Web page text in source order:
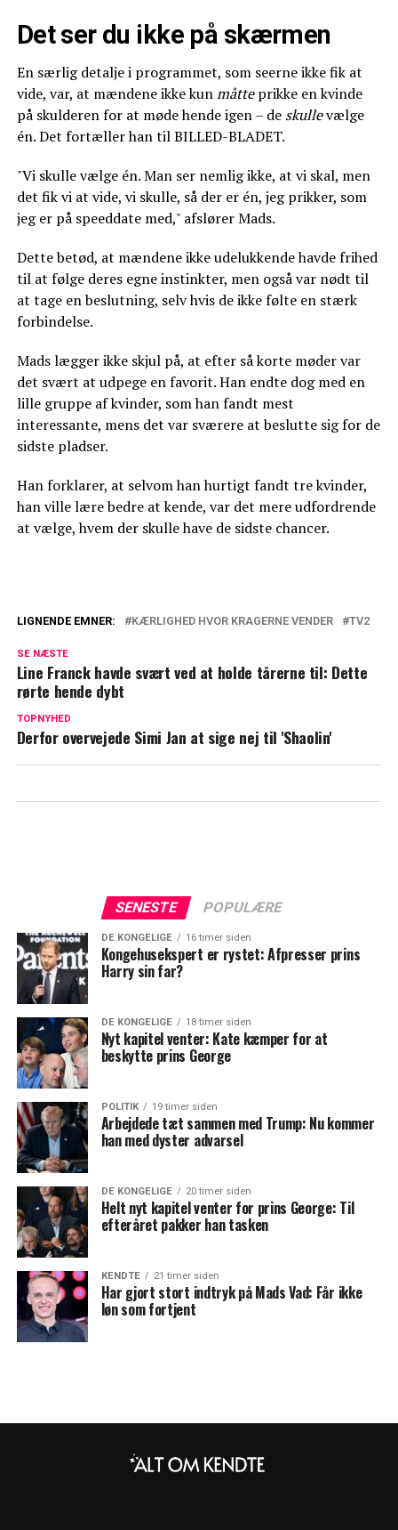
Det ser du ikke på skærmen
En særlig detalje i programmet, som seerne ikke fik at
vide, var, at mændene ikke kunmåtteprikke en kvinde
på skulderen for at møde hende igen – de skullevælge
én. Det fortæller han til BILLED-BLADET.
"Vi skulle vælge én. Man ser nemlig ikke, at vi skal, men
det fik vi at vide, vi skulle, så der er én, jeg prikker, som
jeg er på speeddate med," afslører Mads.
Dette betød, at mændene ikke udelukkende havde frihed
til at følge deres egne instinkter, men også var nødt til
at tage en beslutning, selv hvis de ikke følte en stærk
forbindelse.
Mads lægger ikke skjul på, at efter så korte møder var
det svært at udpege en favorit. Han endte dog med en
lille gruppe af kvinder, som han fandt mest
interessante, mens det var sværere at beslutte sig for de
sidste pladser.
Han forklarer, at selvom han hurtigt fandt tre kvinder,
han ville lære bedre at kende, var det mere udfordrende
at vælge, hvem der skulle have de sidste chancer.
det blankt
Drama i 'Kærlighed hvor kragerne
LIGNENDE EMNER: KÆRLIGHED HVOR KRAGERNE VENDER TV2
SE NÆSTE
Line Franck havde svært ved at holde tårerne til: Dette
rørte hende dybt
TOPNYHED
Derfor overvejede Simi Jan at sige nej til 'Shaolin'
SENESTE POPULÆRE
DE KONGELIGE 16 timer siden
Kongehusekspert er rystet: Afpresser prins
Harry sin far?
DE KONGELIGE 18 timer siden
Nyt kapitel venter: Kate kæmper for at
beskytte prins George
POLITIK 19 timer siden
Arbejdede tæt sammen med Trump: Nu kommer
han med dyster advarsel
DE KONGELIGE 20 timer siden
Helt nyt kapitel venter for prins George: Til
efteråret pakker han tasken
KENDTE 21 timer siden
Har gjort stort indtryk på Mads Vad: Får ikke
løn som fortjent